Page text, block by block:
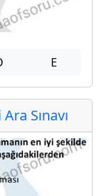
E
Sınavı